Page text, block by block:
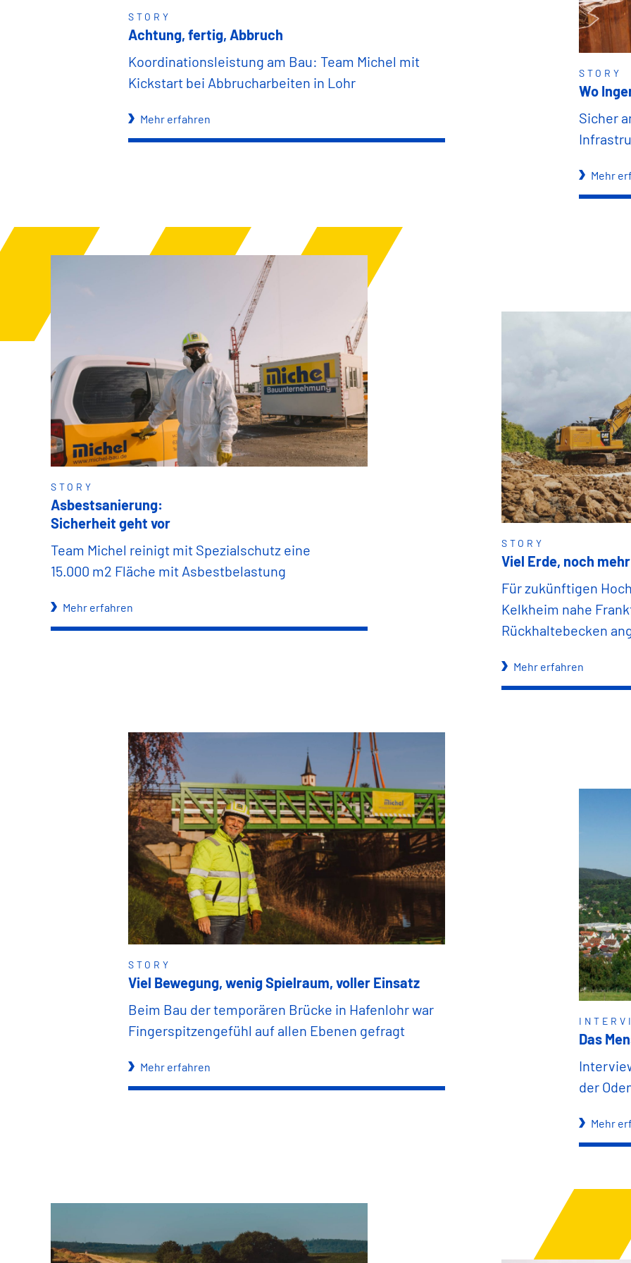
STORY
Achtung, fertig, Abbruch
Koordinationsleistung am Bau: Team Michel mit
Kickstart bei Abbrucharbeiten in Lohr
Mehr erfahren
STORY
Wo
Sicher
Mehr
STORY
Asbestsanierung:
Sicherheit geht vor
Team Michel reinigt mit Spezialschutz eine
15.000 m2 Fläche mit Asbestbelastung
Mehr erfahren
STORY
Viel Erde, noch
Für zukünftigen
Kelkheim nahe
Rückhaltebecken
Mehr erfahren
STORY
Viel Bewegung, wenig Spielraum, voller Einsatz
Beim Bau der temporären Brücke in Hafenlohr war
Fingerspitzengefühl auf allen Ebenen gefragt
Mehr erfahren
Das
der
Mehr